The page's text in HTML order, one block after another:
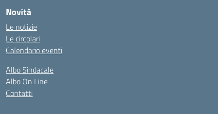
Novità
Le notizie
Le circolari
Calendario eventi
Albo Sindacale
Albo On Line
Contatti